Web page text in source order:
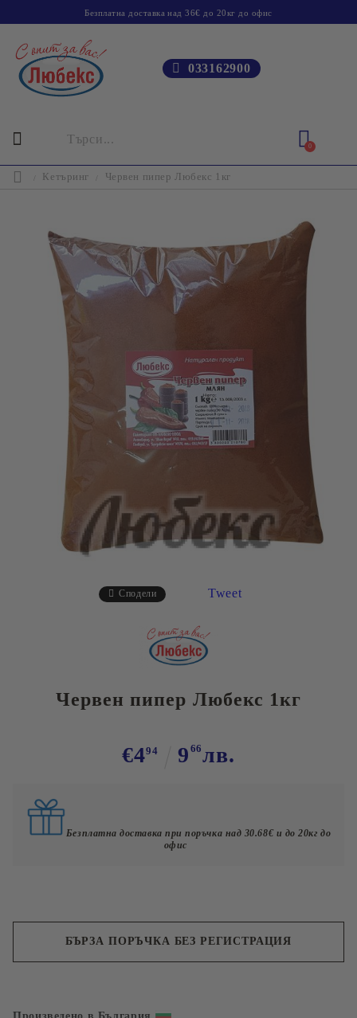
Безплатна доставка над 36€ до 20кг до офис
033162900
0
Кетъринг Червен пипер Любекс 1кг
Сподели Tweet
Червен пипер Любекс 1кг
€494 9 66лв.
Безплатна доставка при поръчка над 30.68€ и до 20кг до
офис
БЪРЗА ПОРЪЧКА БЕЗ РЕГИСТРАЦИЯ
Ние ще се свържем с вас в рамките на работния ден.